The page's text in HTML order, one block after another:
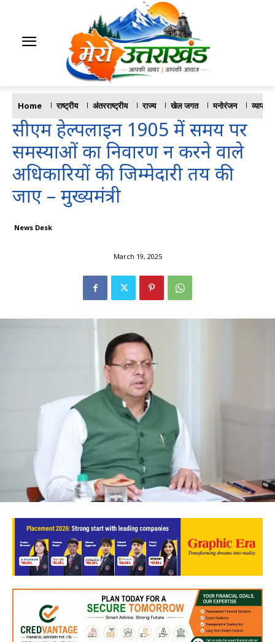
Home राष्ट्रीय अंतरराष्ट्रीय राज्य खेल जगत मनोरंजन व्यापार
सीएम हेल्पलाइन 1905 में समय पर
समस्याओं का निवारण न करने वाले
अधिकारियों की जिम्मेदारी तय की
जाए – मुख्यमंत्री
News Desk
March 19, 2025